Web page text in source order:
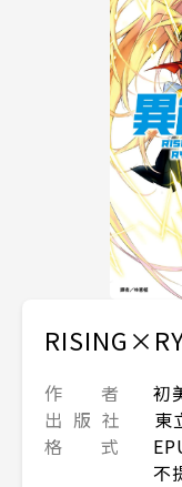
作 者
初
出 版 社
東
格 式
不